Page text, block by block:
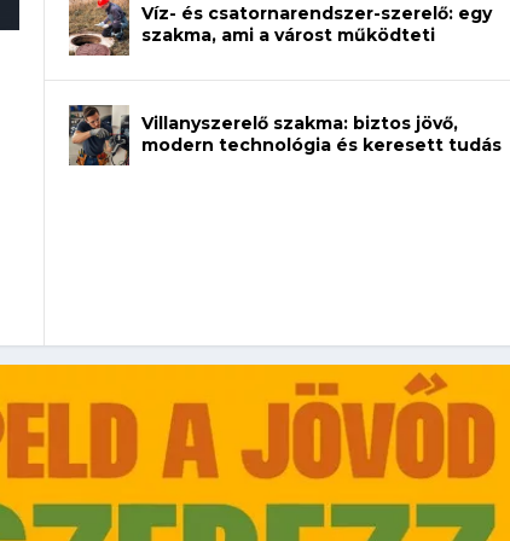
a gépeket?
Tanulj szakmát!
– amikor néhány sor program dönti
ki telefon nélkül?
Víz- és csatornarendszer-szerelő: egy
szakma, ami a várost működteti
Villanyszerelő szakma: biztos jövő,
modern technológia és keresett tudás